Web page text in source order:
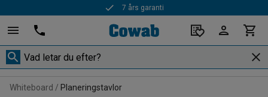
7 års garanti
Whiteboard Planeringstavlor